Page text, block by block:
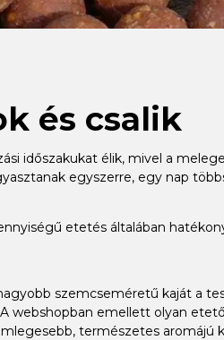
és csalik
időszakukat élik, mivel a
egyszerre, egy nap
etetés általában
szemcseméretű kaját a
webshopban emellett olyan
természetes